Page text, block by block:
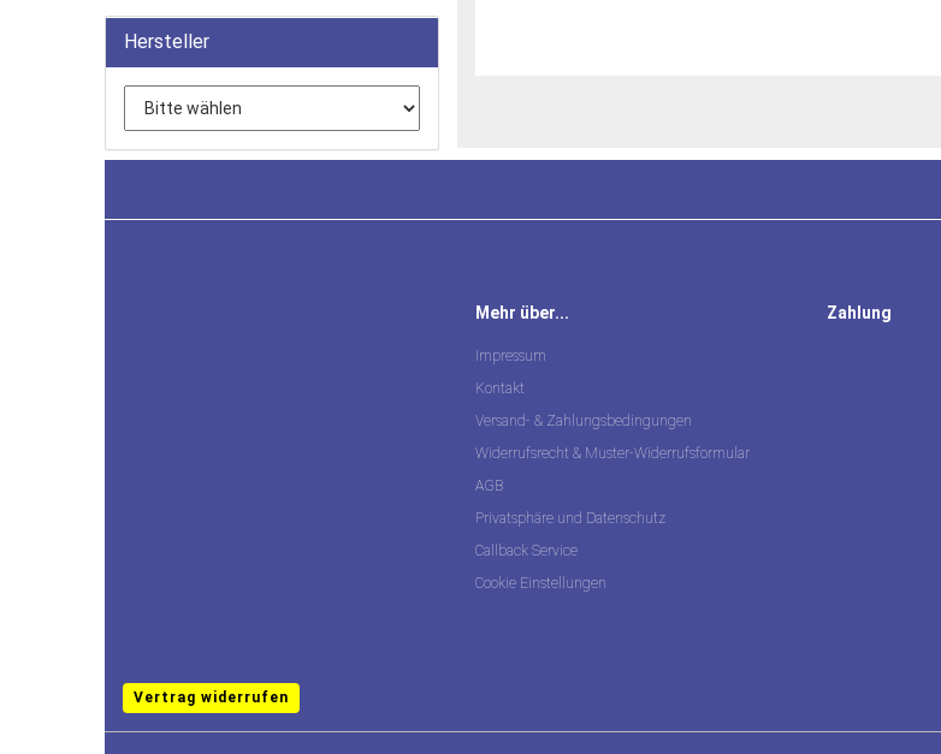
Hersteller
Mehr über...
Impressum
Kontakt
Versand- & Zahlungsbedingungen
Widerrufsrecht & Muster-Widerrufsformular
AGB
Privatsphäre und Datenschutz
Callback Service
Cookie Einstellungen
Zahlung
Vertrag widerrufen